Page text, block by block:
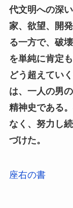
代文明への深
家、欲望、開
る一方で、破
を単純に肯定
どう超えてい
は、一人の男
精神史である
なく、努力し
づけた。
座右の書